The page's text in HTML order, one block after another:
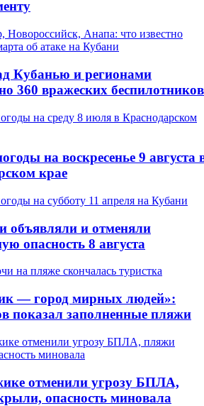
Кубанью и регионами
360 вражеских беспилотников
на воскресенье 9 августа
крае
объявляли и отменяли
опасность 8 августа
— город мирных людей»:
показал заполненные пляжи
отменили угрозу БПЛА,
опасность миновала